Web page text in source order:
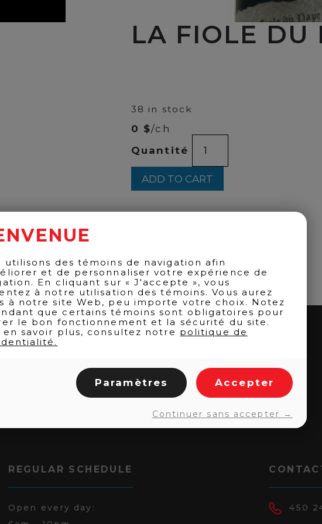
LA FIOLE DU
38 in stock
0 $/ch
Quantité
FIOLE
PAPE
750ML
ADD TO CART
REGULAR SCHEDULE
Open every day:
450
utilisons des témoins de navigation afin
et de personnaliser votre expérience de
En cliquant sur « J'accepte », vous
à notre utilisation des témoins. Vous aurez
à notre site Web, peu importe votre choix. Notez
que certains témoins sont obligatoires pour
le bon fonctionnement et la sécurité du site.
en savoir plus, consultez notre politique de
Paramètres Accepter
Continuer sans accepter →